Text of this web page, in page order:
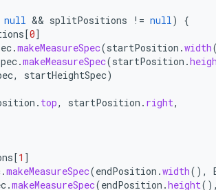
null && splitPositions != null)
{
[0]
.makeMeasureSpec(startPosition .width
.makeMeasureSpec(startPosition .
, startHeightSpec)
. top, startPosition . right,
[1 ]
.makeMeasureSpec(endPosition .width(),
.makeMeasureSpec(endPosition .height(),